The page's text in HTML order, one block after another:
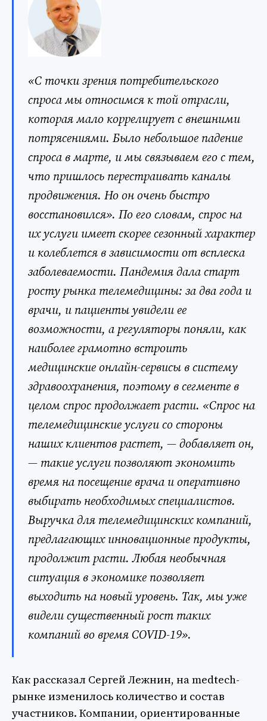
«С точки зрения потребительского
спроса мы относимся к той отрасли,
которая мало коррелирует с внешними
потрясениями. Было небольшое падение
спроса в марте, и мы связываем его с тем,
что пришлось перестраивать каналы
продвижения. Но он очень быстро
восстановился». По его словам, спрос на
их услуги имеет скорее сезонный характер
и колеблется в зависимости от всплеска
заболеваемости. Пандемия дала старт
росту рынка телемедицины: за два года и
врачи, и пациенты увидели ее
возможности, а регуляторы поняли, как
наиболее грамотно встроить
медицинские онлайн-сервисы в систему
здравоохранения, поэтому в сегменте в
целом спрос продолжает расти. «Спрос на
телемедицинские услуги со стороны
наших клиентов растет, — добавляет он,
— такие услуги позволяют экономить
время на посещение врача и оперативно
выбирать необходимых специалистов.
Выручка для телемедицинских компаний,
предлагающих инновационные продукты,
продолжит расти. Любая необычная
ситуация в экономике позволяет
выходить на новый уровень. Так, мы уже
видели существенный рост таких
компаний во время COVID-19».
Как рассказал Сергей Лежнин, на medtech-
рынке изменилось количество и состав
участников. Компании, ориентированные